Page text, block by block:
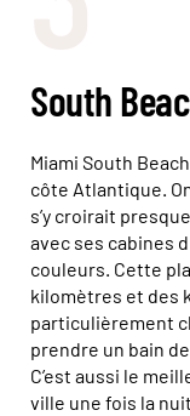
South
Miami South
côte Atlantique.
s’y croirait
avec ses cabines
couleurs. Cette
kilomètres et des
particulièrement
prendre un bain
C’est aussi le
ville une fois la